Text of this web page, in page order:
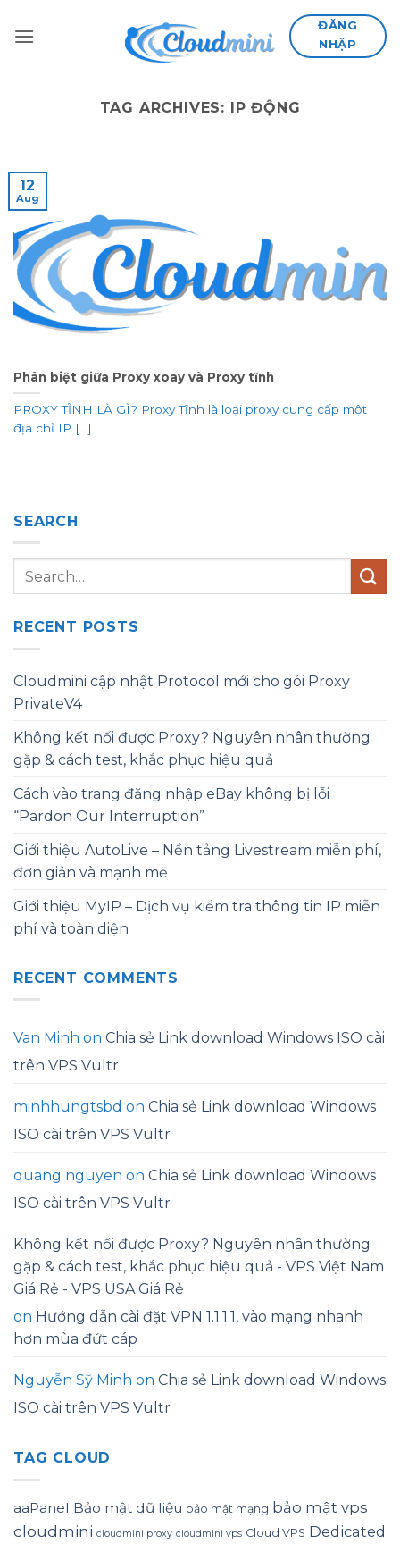
ĐĂNG
NHẬP
TAG ARCHIVES: IP ĐỘNG
Phân biệt giữa Proxy xoay và Proxy tĩnh
PROXY TĨNH LÀ GÌ? Proxy Tĩnh là loại proxy cung cấp một
địa chỉ IP [...]
12
Aug
SEARCH
RECENT POSTS
Cloudmini cập nhật Protocol mới cho gói Proxy
PrivateV4
Không kết nối được Proxy? Nguyên nhân thường
gặp & cách test, khắc phục hiệu quả
Cách vào trang đăng nhập eBay không bị lỗi
“Pardon Our Interruption”
Giới thiệu AutoLive – Nền tảng Livestream miễn phí,
đơn giản và mạnh mẽ
Giới thiệu MyIP – Dịch vụ kiểm tra thông tin IP miễn
phí và toàn diện
RECENT COMMENTS
Van Minh on Chia sẻ Link download Windows ISO cài
trên VPS Vultr
minhhungtsbd on Chia sẻ Link download Windows
ISO cài trên VPS Vultr
quang nguyen on Chia sẻ Link download Windows
ISO cài trên VPS Vultr
Không kết nối được Proxy? Nguyên nhân thường
gặp & cách test, khắc phục hiệu quả - VPS Việt Nam
Giá Rẻ - VPS USA Giá Rẻ
on Hướng dẫn cài đặt VPN 1.1.1.1, vào mạng nhanh
hơn mùa đứt cáp
Nguyễn Sỹ Minh on Chia sẻ Link download Windows
ISO cài trên VPS Vultr
TAG CLOUD
aaPanel Bảo mật dữ liệu bảo mật mạng bảo mật vps
cloudmini cloudmini proxy cloudmini vps Cloud VPS Dedicated